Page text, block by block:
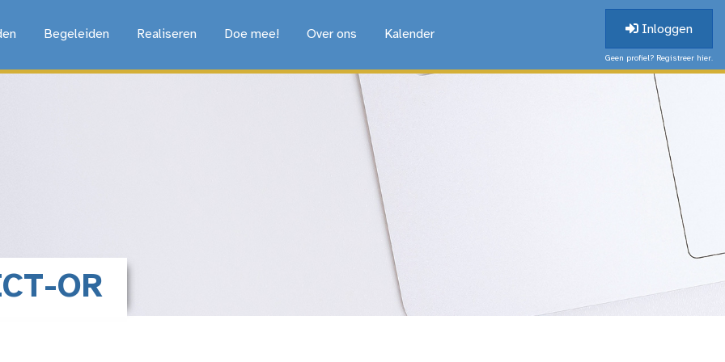
Begeleiden Realiseren Doe mee! Over ons Kalender Inloggen
Geen profiel? Registreer hier.
OR